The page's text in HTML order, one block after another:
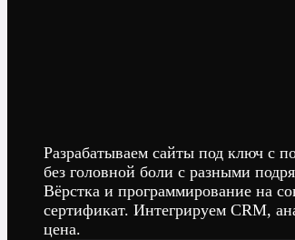
Разрабатываем сайты под ключ с
без головной боли с разными
Вёрстка и программирование на
сертификат. Интегрируем CRM,
цена.